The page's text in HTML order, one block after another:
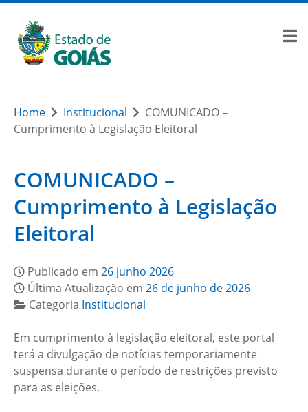
Home Institucional
COMUNICADO –
Cumprimento à Legislação Eleitoral
COMUNICADO –
Cumprimento à Legislação
Eleitoral
Publicado em 26 junho 2026
Última Atualização em 26 de junho de 2026
Categoria Institucional
Em cumprimento à legislação eleitoral, este portal
terá a divulgação de notícias temporariamente
suspensa durante o período de restrições previsto
para as eleições.